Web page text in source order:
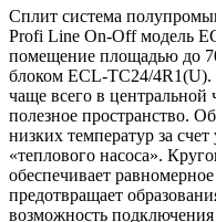
Сплит система
Profi Line On-Off модель
помещение площадью до
блоком ECL-TC24/4R1(U).
чаще всего в
полезное пространство.
низких температур за
«теплового насоса».
обеспечивает
предотвращает
возможность подключения